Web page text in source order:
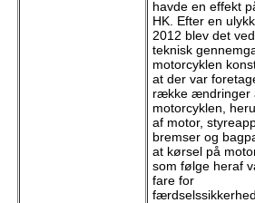
havde en effekt
HK. Efter en
2012 blev det
teknisk
motorcyklen
at der var
række ændringer
motorcyklen,
af motor,
bremser og
at kørsel på
som følge heraf
fare for